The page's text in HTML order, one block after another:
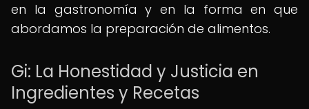
en la gastronomía y en la forma en que
abordamos la preparación de alimentos.
Gi: La Honestidad y Justicia en
Ingredientes y Recetas